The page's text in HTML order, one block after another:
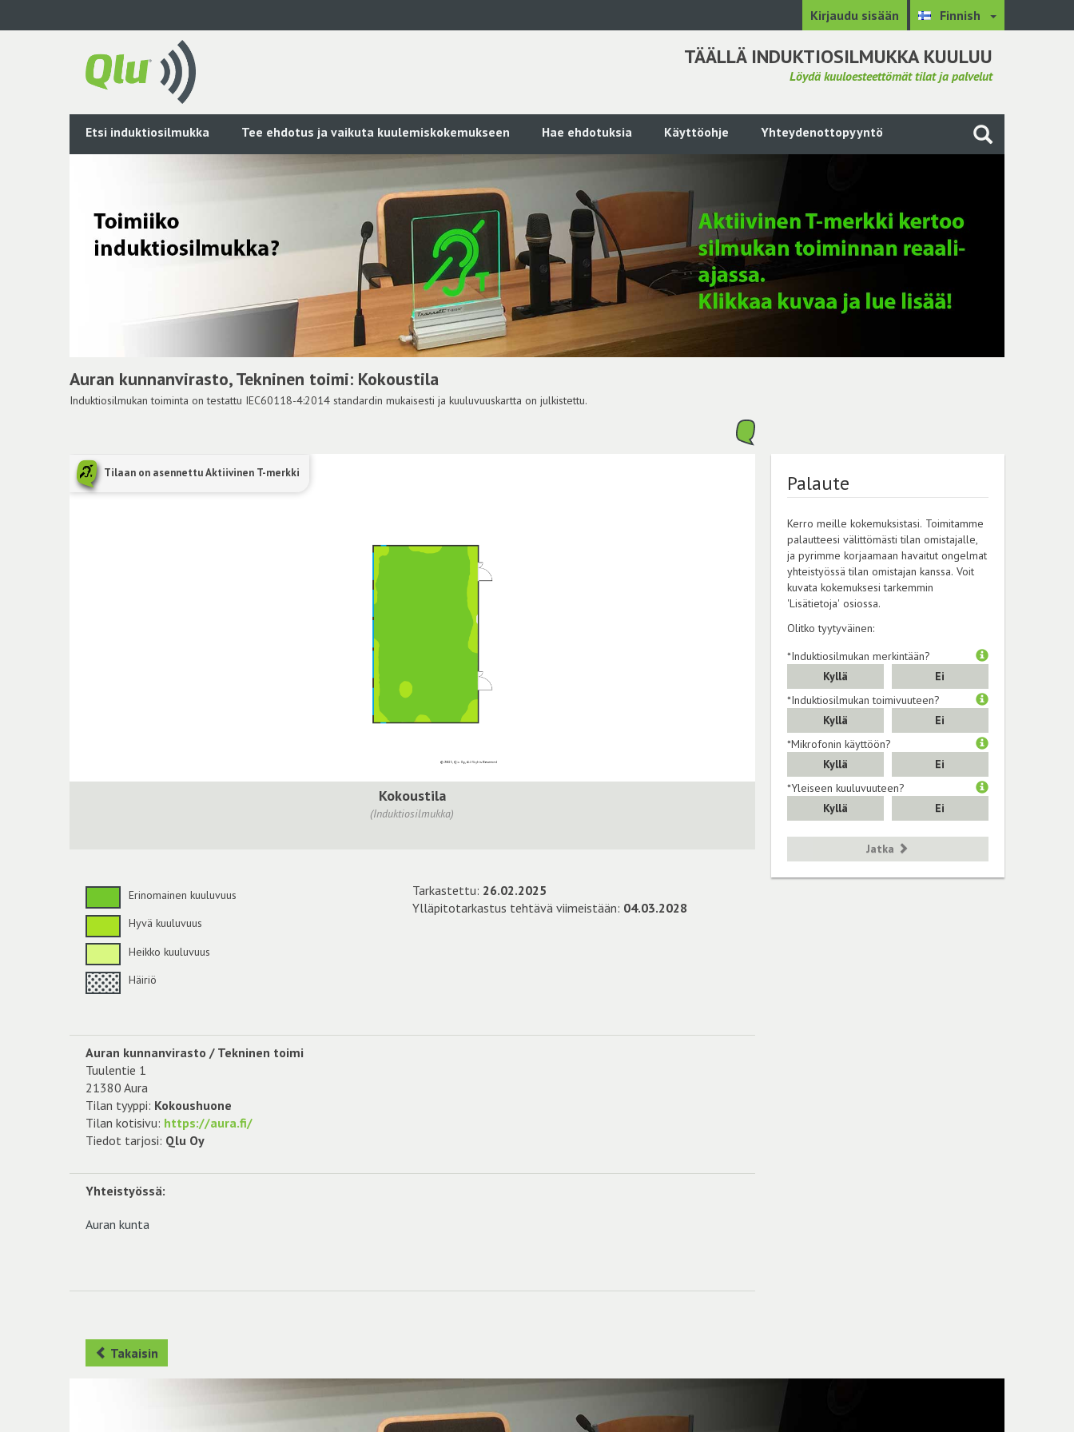
Kirjaudu sisään Finnish
TÄÄLLÄ INDUKTIOSILMUKKA KUULUU
Löydä kuuloesteettömät tilat ja palvelut
Etsi induktiosilmukka Tee ehdotus ja vaikuta kuulemiskokemukseen Hae ehdotuksia Käyttöohje Yhteydenottopyyntö
Auran kunnanvirasto, Tekninen toimi: Kokoustila
Induktiosilmukan toiminta on testattu IEC60118-4:2014 standardin mukaisesti ja kuuluvuuskartta on julkistettu.
Tilaan on asennettu Aktiivinen T-merkki
Kokoustila
(Induktiosilmukka)
Erinomainen kuuluvuus
Hyvä kuuluvuus
Heikko kuuluvuus
Häiriö
Tarkastettu: 26.02.2025
Ylläpitotarkastus tehtävä viimeistään: 04.03.2028
Auran kunnanvirasto / Tekninen toimi
Tuulentie 1
21380 Aura
Tilan tyyppi: Kokoushuone
Tilan kotisivu: https://aura.fi/
Tiedot tarjosi: Qlu Oy
Yhteistyössä:
Auran kunta
Palaute
Kerro meille kokemuksistasi. Toimitamme
palautteesi välittömästi tilan omistajalle,
ja pyrimme korjaamaan havaitut ongelmat
yhteistyössä tilan omistajan kanssa. Voit
kuvata kokemuksesi tarkemmin
'Lisätietoja' osiossa.
Olitko tyytyväinen:
*Induktiosilmukan merkintään?
Kyllä
Ei
*Induktiosilmukan toimivuuteen?
Kyllä
Ei
*Mikrofonin käyttöön?
Kyllä
Ei
*Yleiseen kuuluvuuteen?
Kyllä
Ei
Jatka
Takaisin